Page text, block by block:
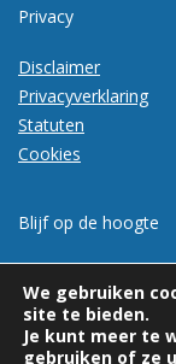
Privacy
Disclaimer
Privacyverklaring
Statuten
Cookies
Blijf op de hoogte
We gebruiken
site te bieden.
Je kunt meer te
gebruiken of ze